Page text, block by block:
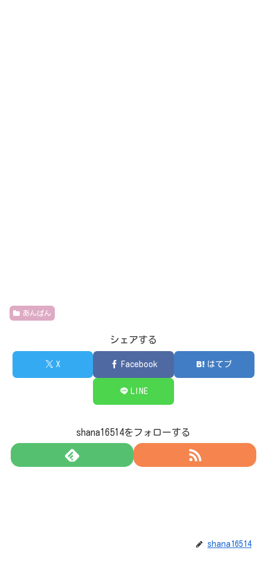
あんぱん
シェアする
X Facebook はてブ
LINE
shana16514をフォローする
shana16514